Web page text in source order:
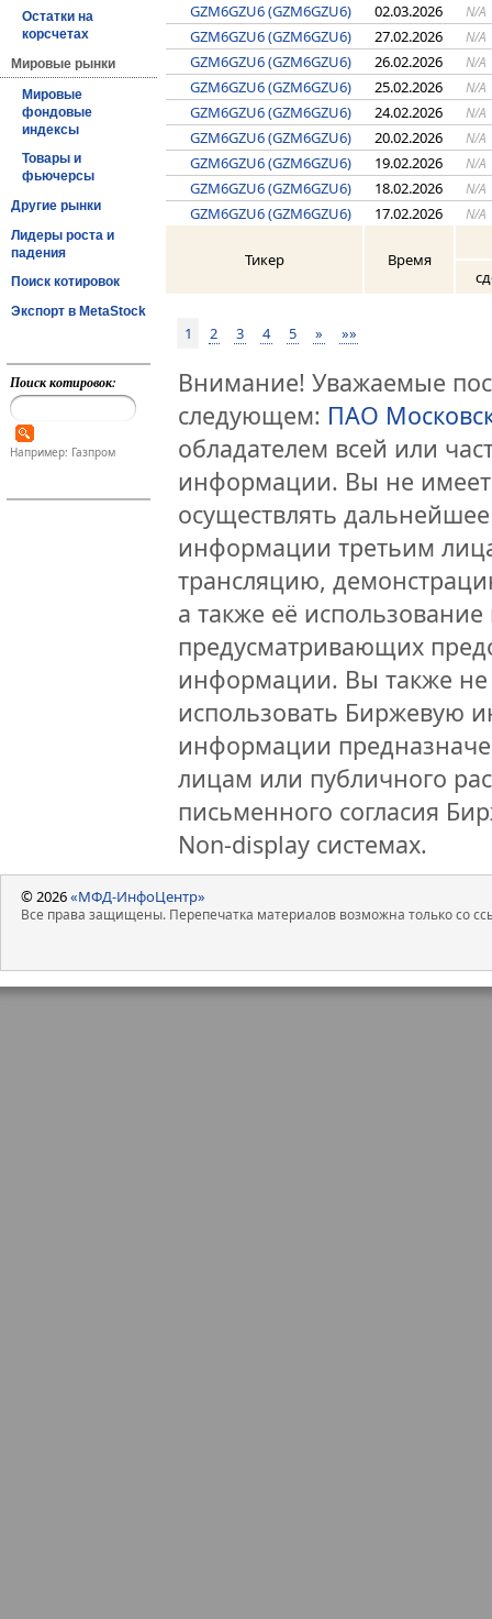
Остатки на
корсчетах
Мировые рынки
Мировые
фондовые
индексы
Товары и
фьючерсы
Другие рынки
Лидеры роста и
падения
Поиск котировок
Экспорт в MetaStock
Поиск котировок:
Например: Газпром
GZM6GZU6 (GZM6GZU6) 02.03.2026 N/A
GZM6GZU6 (GZM6GZU6) 27.02.2026 N/A
GZM6GZU6 (GZM6GZU6) 26.02.2026 N/A
GZM6GZU6 (GZM6GZU6) 25.02.2026 N/A
GZM6GZU6 (GZM6GZU6) 24.02.2026 N/A
GZM6GZU6 (GZM6GZU6) 20.02.2026 N/A
GZM6GZU6 (GZM6GZU6) 19.02.2026 N/A
GZM6GZU6 (GZM6GZU6) 18.02.2026 N/A
GZM6GZU6 (GZM6GZU6) 17.02.2026 N/A
Тикер
Время
1 2 3 4 5 » »»
Внимание! Уважаемые
следующем: ПАО
обладателем всей или
информации. Вы не
осуществлять
информации третьим
трансляцию,
а также её
предусматривающих
информации. Вы также не
использовать Биржевую
информации
лицам или публичного
письменного согласия
Non-display системах.
© 2026«МФД-ИнфоЦентр»
Все права защищены. Перепечатка материалов возможна только со